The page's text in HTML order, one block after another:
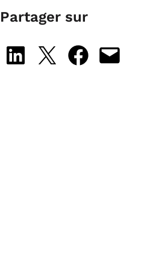
Partager sur
Share on LinkedIn
Share on X Share on Facebook
Email this Page